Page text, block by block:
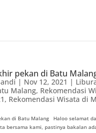
pekan di Batu
| Nov 12, 2021 |
Malang, Rekomendasi
, Rekomendasi Wisata di
di Batu Malang Haloo selamat
bersama kami, pastinya bakalan